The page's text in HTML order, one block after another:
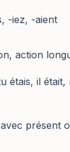
-iez, -aient
action
étais, il
présent